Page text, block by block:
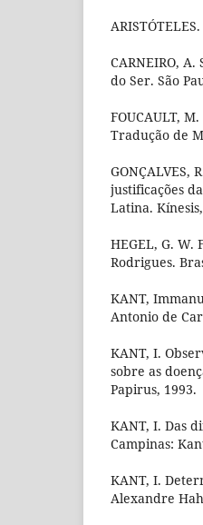
CARNEIRO,
do Ser. São
FOUCAULT,
Tradução de
GONÇALVES,
justificações
Latina.
HEGEL, G.
Rodrigues.
KANT,
Antonio de
KANT, I.
sobre as
Papirus, 1993.
KANT, I. Das
Campinas:
KANT, I.
Alexandre